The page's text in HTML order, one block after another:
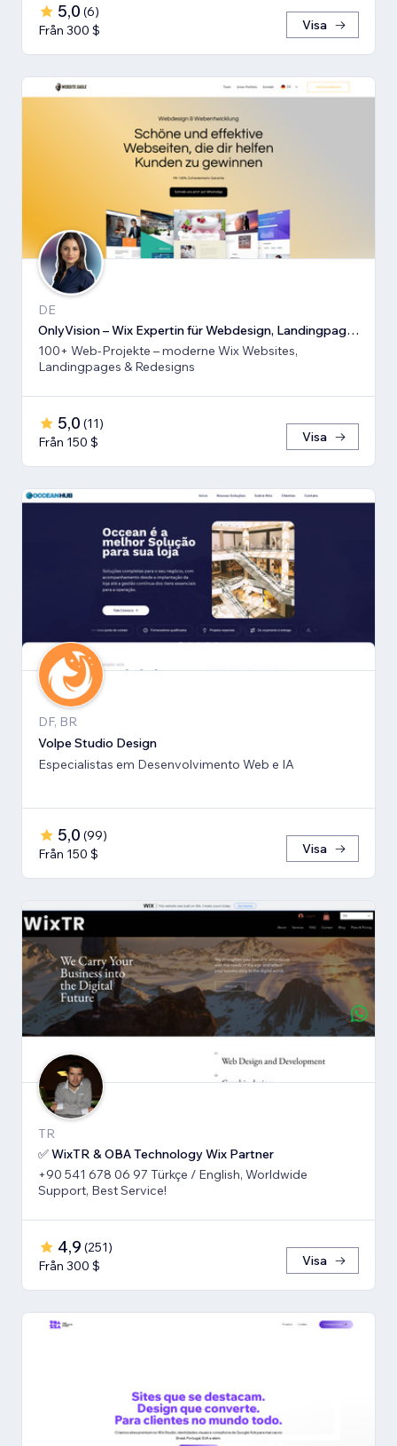
5,0 (6)
Från 300 $
Visa
DE
OnlyVision – Wix Expertin für Webdesign, Landingpages & Rede
100+ Web-Projekte – moderne Wix Websites,
Landingpages & Redesigns
5,0 (11)
Från 150 $
Visa
DF, BR
Volpe Studio Design
Especialistas em Desenvolvimento Web e IA
5,0 (99)
Från 150 $
Visa
TR
✅ WixTR & OBA Technology Wix Partner
+90 541 678 06 97 Türkçe / English, Worldwide
Support, Best Service!
4,9 (251)
Från 300 $
Visa